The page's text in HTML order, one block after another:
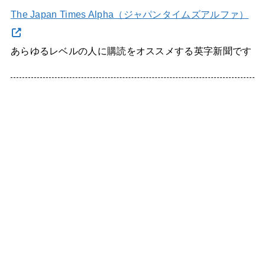
The Japan Times Alpha（ジャパンタイムズアルファ）
あらゆるレベルの人に購読をオススメする英字新聞です